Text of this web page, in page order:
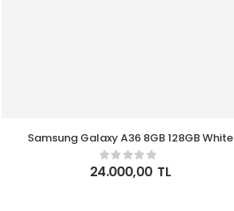
Samsung Galaxy A36 8GB 128GB White
Cep Telefonu
24.000,00 TL